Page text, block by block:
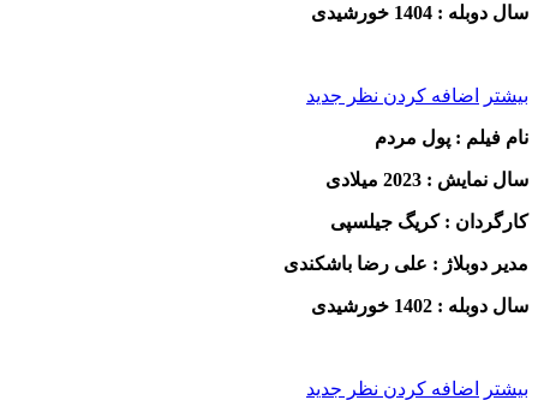
سال دوبله : 1404 خورشیدی
بیشتر اضافه کردن نظر جدید
نام فیلم : پول مردم
سال نمایش : 2023 میلادی
کارگردان : کریگ جیلسپی
مدیر دوبلاژ : علی رضا باشکندی
سال دوبله : 1402 خورشیدی
بیشتر اضافه کردن نظر جدید